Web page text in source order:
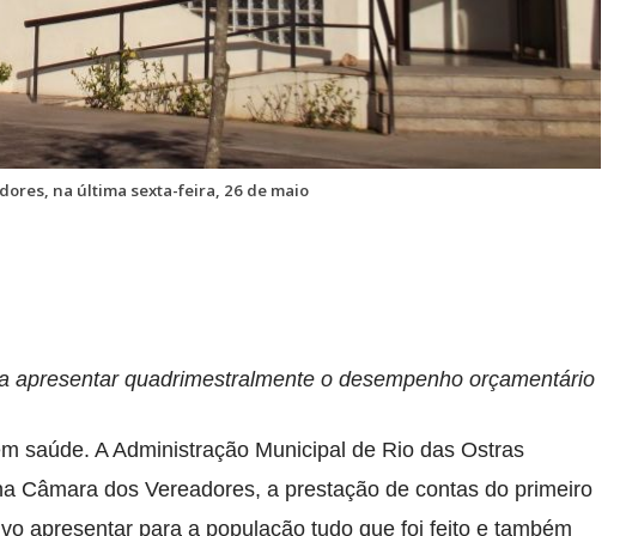
na última sexta-feira, 26 de maio
apresentar quadrimestralmente o desempenho orçamentário
saúde. A Administração Municipal de Rio das Ostras
Câmara dos Vereadores, a prestação de contas do primeiro
apresentar para a população tudo que foi feito e também